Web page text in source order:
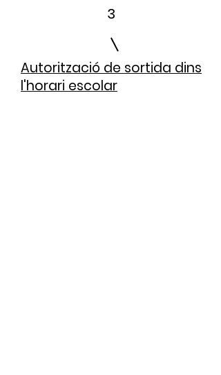
3
Autorització de sortida dins
l'horari escolar